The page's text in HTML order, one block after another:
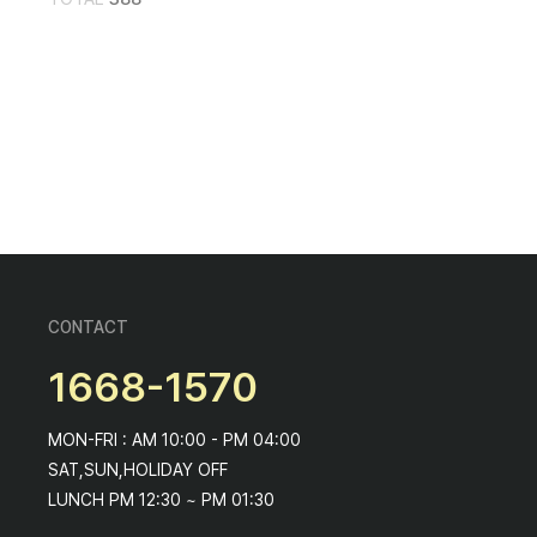
CONTACT
1668-1570
MON-FRI : AM 10:00 - PM 04:00
SAT,SUN,HOLIDAY OFF
LUNCH PM 12:30 ~ PM 01:30